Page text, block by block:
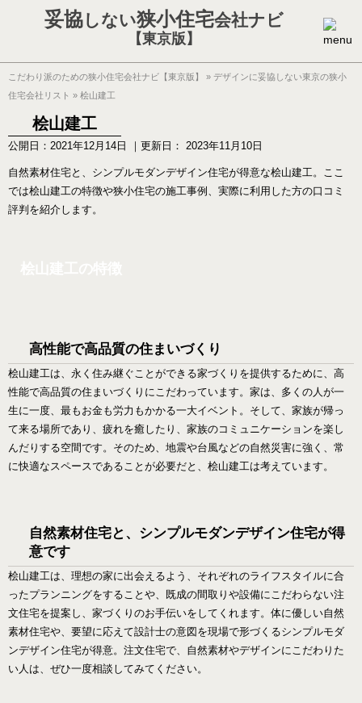
妥協しない狭小住宅会社ナビ
【東京版】
こだわり派のための狭小住宅会社ナビ【東京版】 » デザインに妥協しない東京の狭小
住宅会社リスト » 桧山建工
桧山建工
公開日： 2021年12月14日 ｜更新日： 2023年11月10日
自然素材住宅と、シンプルモダンデザイン住宅が得意な桧山建工。ここ
では桧山建工の特徴や狭小住宅の施工事例、実際に利用した方の口コミ
評判を紹介します。
高性能で高品質の住まいづくり
桧山建工は、永く住み継ぐことができる家づくりを提供するために、高
性能で高品質の住まいづくりにこだわっています。家は、多くの人が一
生に一度、最もお金も労力もかかる一大イベント。そして、家族が帰っ
て来る場所であり、疲れを癒したり、家族のコミュニケーションを楽し
んだりする空間です。そのため、地震や台風などの自然災害に強く、常
に快適なスペースであることが必要だと、桧山建工は考えています。
自然素材住宅と、シンプルモダンデザイン住宅が得
意です
桧山建工は、理想の家に出会えるよう、それぞれのライフスタイルに合
ったプランニングをすることや、既成の間取りや設備にこだわらない注
文住宅を提案し、家づくりのお手伝いをしてくれます。体に優しい自然
素材住宅や、要望に応えて設計士の意図を現場で形づくるシンプルモダ
ンデザイン住宅が得意。注文住宅で、自然素材やデザインにこだわりた
い人は、ぜひ一度相談してみてください。